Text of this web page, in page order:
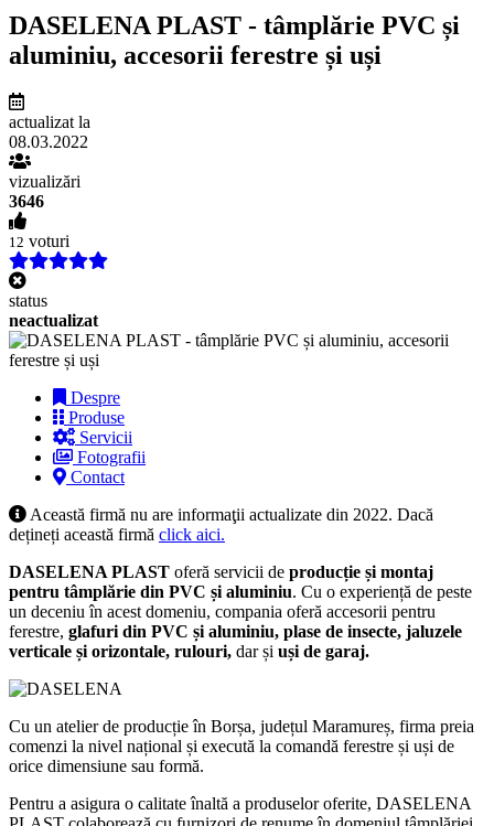
DASELENA PLAST - tâmplărie PVC și
aluminiu, accesorii ferestre și uși
actualizat la
08.03.2022
vizualizări
3646
12 voturi
status
neactualizat
Despre
Produse
Servicii
Fotografii
Contact
Această firmă nu are informaţii actualizate din 2022. Dacă
dețineți această firmă click aici.
DASELENA PLAST oferă servicii de producție și montaj
pentru tâmplărie din PVC și aluminiu. Cu o experiență de peste
un deceniu în acest domeniu, compania oferă accesorii pentru
ferestre, glafuri din PVC și aluminiu, plase de insecte, jaluzele
verticale și orizontale, rulouri, dar și uși de garaj.
Cu un atelier de producție în Borșa, județul Maramureș, firma preia
comenzi la nivel național și execută la comandă ferestre și uși de
orice dimensiune sau formă.
Pentru a asigura o calitate înaltă a produselor oferite, DASELENA